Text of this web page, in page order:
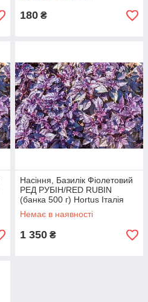
180 ₴
Насіння, Базилік Фіолетовий
РЕД РУБІН/RED RUBIN
(банка 500 г) Hortus Італія
Немає в наявності
1 350 ₴